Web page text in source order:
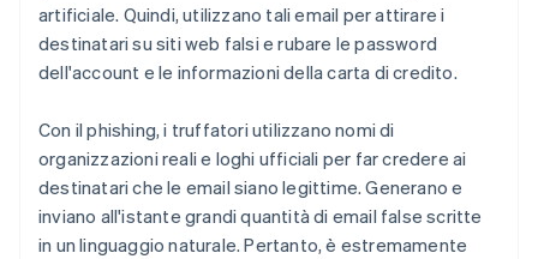
artificiale. Quindi, utilizzano tali email per attirare i
destinatari su siti web falsi e rubare le password
dell'account e le informazioni della carta di credito.
Con il phishing, i truffatori utilizzano nomi di
organizzazioni reali e loghi ufficiali per far credere ai
destinatari che le email siano legittime. Generano e
inviano all'istante grandi quantità di email false scritte
in un linguaggio naturale. Pertanto, è estremamente